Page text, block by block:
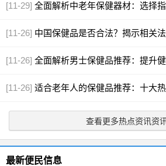
[11-29] 全面解析中老年保健器材：选择
[11-26] 中国保健品是否合法？揭示相关
[11-26] 全面解析男士保健品推荐：提升
[11-26] 适合老年人的保健品推荐：十大
查看更多热点资讯资讯
最新便民信息